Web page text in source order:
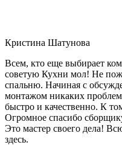
Кристина Шатунова
Всем, кто еще выбирает
советую Кухни мол! Не
спальню. Начиная с
монтажом никаких
быстро и качественно. К
Огромное спасибо
Это мастер своего дела!
здесь.